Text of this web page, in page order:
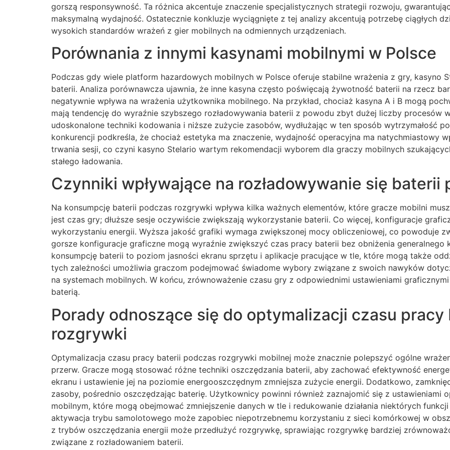
gorszą responsywność. Ta różnica akcentuje znaczenie specjalistycznych strategii rozwoju,
maksymalną wydajność. Ostatecznie konkluzje wyciągnięte z tej analizy akcentują potrzebę ciągłych
wysokich standardów wrażeń z gier mobilnych na odmiennych urządzeniach.
Porównania z innymi kasynami mobilnymi w Polsce
Podczas gdy wiele platform hazardowych mobilnych w Polsce oferuje stabilne wrażenia z gry, kasyno
baterii. Analiza porównawcza ujawnia, że inne kasyna często poświęcają żywotność baterii na rzecz
negatywnie wpływa na wrażenia użytkownika mobilnego. Na przykład, chociaż kasyna A i B mogą
mają tendencję do wyraźnie szybszego rozładowywania baterii z powodu zbyt dużej liczby procesów
udoskonalone techniki kodowania i niższe zużycie zasobów, wydłużając w ten sposób wytrzymałość
konkurencji podkreśla, że chociaż estetyka ma znaczenie, wydajność operacyjna ma natychmiastowy
trwania sesji, co czyni kasyno Stelario wartym rekomendacji wyborem dla graczy mobilnych
stałego ładowania.
Czynniki wpływające na rozładowywanie się
Na konsumpcję baterii podczas rozgrywki wpływa kilka ważnych elementów, które gracze mobilni
jest czas gry; dłuższe sesje oczywiście zwiększają wykorzystanie baterii. Co więcej, konfiguracje
wykorzystaniu energii. Wyższa jakość grafiki wymaga zwiększonej mocy obliczeniowej, co powoduje
gorsze konfiguracje graficzne mogą wyraźnie zwiększyć czas pracy baterii bez obniżenia generalnego
konsumpcję baterii to poziom jasności ekranu sprzętu i aplikacje pracujące w tle, które mogą także
tych zależności umożliwia graczom podejmować świadome wybory związane z swoich nawyków
na systemach mobilnych. W końcu, zrównoważenie czasu gry z odpowiednimi ustawieniami
baterią.
Porady odnoszące się do optymalizacji czasu
rozgrywki
Optymalizacja czasu pracy baterii podczas rozgrywki mobilnej może znacznie polepszyć ogólne
przerw. Gracze mogą stosować różne techniki oszczędzania baterii, aby zachować efektywność
ekranu i ustawienie jej na poziomie energooszczędnym zmniejsza zużycie energii. Dodatkowo,
zasoby, pośrednio oszczędzając baterię. Użytkownicy powinni również zaznajomić się z ustawieniami
mobilnym, które mogą obejmować zmniejszenie danych w tle i redukowanie działania niektórych
aktywacja trybu samolotowego może zapobiec niepotrzebnemu korzystaniu z sieci komórkowej w
z trybów oszczędzania energii może przedłużyć rozgrywkę, sprawiając rozgrywkę bardziej
związane z rozładowaniem baterii.